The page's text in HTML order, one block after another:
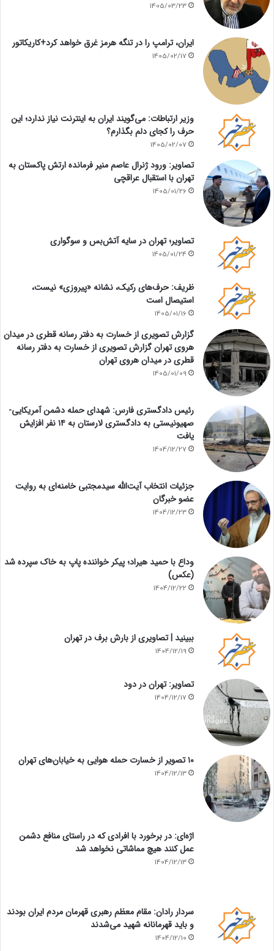
1405/03/23
ایران، ترامپ را در تنگه هرمز غرق خواهد کرد+کاریکاتور
1405/02/17
وزیر ارتباطات: می‌گویند ایران به اینترنت نیاز ندارد؛ این
حرف را کجای دلم بگذارم؟
1405/02/07
تصاویر: ورود ژنرال عاصم منیر فرمانده ارتش پاکستان به
تهران با استقبال عراقچی
1405/01/26
تصاویر؛ تهران در سایه آتش‌بس و سوگواری
1405/01/24
ظریف: حرف‌های رکیک، نشانه «پیروزی» نیست،
استیصال است
1405/01/16
گزارش تصویری از خسارت به دفتر رسانه قطری در میدان
هروی تهران گزارش تصویری از خسارت به دفتر رسانه
قطری در میدان هروی تهران
1405/01/09
رئیس دادگستری فارس: شهدای حمله دشمن آمریکایی-
صهیونیستی به دادگستری لارستان به ۱۴ نفر افزایش
یافت
1404/12/27
جزئیات انتخاب آیت‌الله سیدمجتبی خامنه‌ای به روایت
عضو خبرگان
1404/12/23
وداع با حمید هیراد؛ پیکر خواننده پاپ به خاک سپرده شد
(عکس)
1404/12/22
ببینید | تصاویری از بارش برف در تهران
1404/12/19
تصاویر: تهران در دود
1404/12/17
۱۰ تصویر از خسارت حمله هوایی به خیابان‌های تهران
1404/12/13
اژه‌ای: در برخورد با افرادی که در راستای منافع دشمن
عمل کنند هیچ مماشاتی نخواهد شد
1404/12/13
سردار رادان: مقام معظم رهبری قهرمان مردم ایران بودند
و باید قهرمانانه شهید می‌شدند
1404/12/10